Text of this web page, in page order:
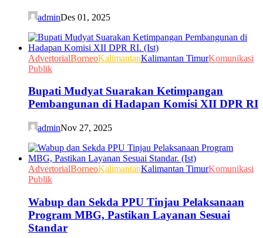
adminDes 01, 2025
AdvertorialBorneoKalimantanKalimantan TimurKomunikasi
Publik
Bupati Mudyat Suarakan Ketimpangan
Pembangunan di Hadapan Komisi XII DPR RI
adminNov 27, 2025
AdvertorialBorneoKalimantanKalimantan TimurKomunikasi
Publik
Wabup dan Sekda PPU Tinjau Pelaksanaan
Program MBG, Pastikan Layanan Sesuai
Standar